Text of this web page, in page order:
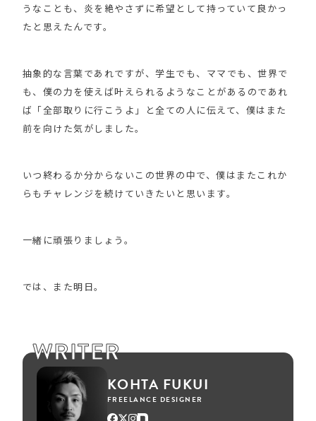
うなことも、炎を絶やさずに希望として持っていて良かっ
たと思えたんです。
抽象的な言葉であれですが、学生でも、ママでも、世界で
も、僕の力を使えば叶えられるようなことがあるのであれ
ば「全部取りに行こうよ」と全ての人に伝えて、僕はまた
前を向けた気がしました。
いつ終わるか分からないこの世界の中で、僕はまたこれか
らもチャレンジを続けていきたいと思います。
一緒に頑張りましょう。
では、また明日。
WRITER
KOHTA FUKUI
FREELANCE DESIGNER